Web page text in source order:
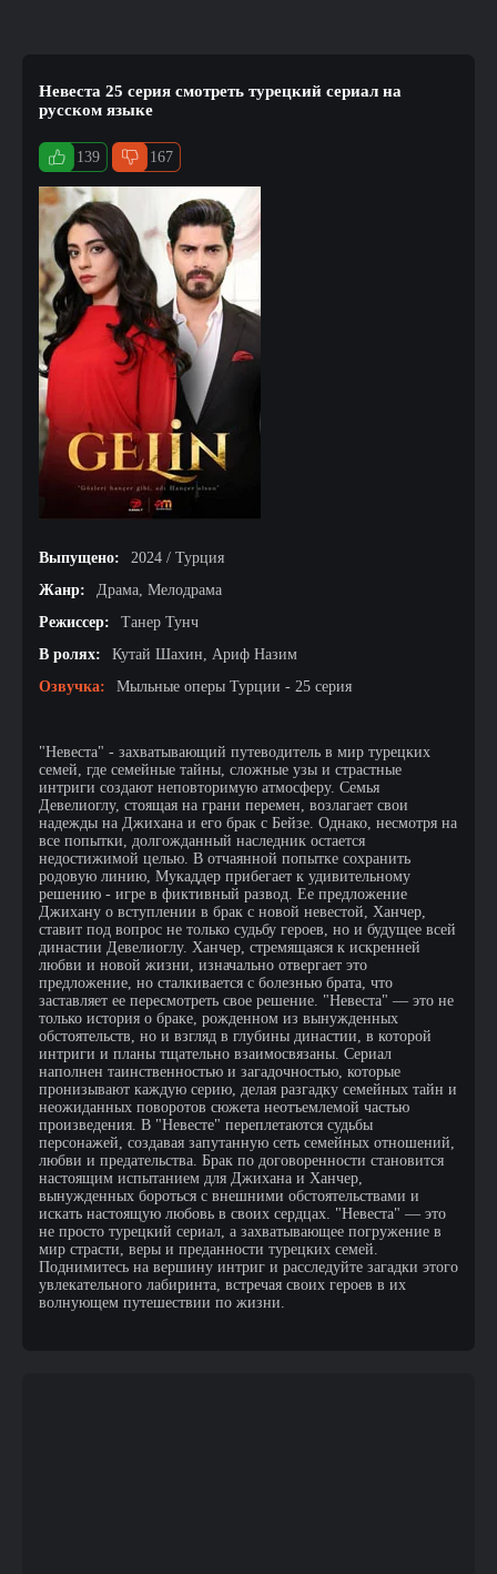
Невеста 25 серия смотреть турецкий сериал на
русском языке
139 167
Выпущено:
2024 / Турция
Жанр:
Драма, Мелодрама
Режиссер:
Танер Тунч
В ролях:
Кутай Шахин, Ариф Назим
Озвучка:
Мыльные оперы Турции - 25 серия
"Невеста" - захватывающий путеводитель в мир турецких
семей, где семейные тайны, сложные узы и страстные
интриги создают неповторимую атмосферу. Семья
Девелиоглу, стоящая на грани перемен, возлагает свои
надежды на Джихана и его брак с Бейзе. Однако, несмотря на
все попытки, долгожданный наследник остается
недостижимой целью. В отчаянной попытке сохранить
родовую линию, Мукаддер прибегает к удивительному
решению - игре в фиктивный развод. Ее предложение
Джихану о вступлении в брак с новой невестой, Ханчер,
ставит под вопрос не только судьбу героев, но и будущее всей
династии Девелиоглу. Ханчер, стремящаяся к искренней
любви и новой жизни, изначально отвергает это
предложение, но сталкивается с болезнью брата, что
заставляет ее пересмотреть свое решение. "Невеста" — это не
только история о браке, рожденном из вынужденных
обстоятельств, но и взгляд в глубины династии, в которой
интриги и планы тщательно взаимосвязаны. Сериал
наполнен таинственностью и загадочностью, которые
пронизывают каждую серию, делая разгадку семейных тайн и
неожиданных поворотов сюжета неотъемлемой частью
произведения. В "Невесте" переплетаются судьбы
персонажей, создавая запутанную сеть семейных отношений,
любви и предательства. Брак по договоренности становится
настоящим испытанием для Джихана и Ханчер,
вынужденных бороться с внешними обстоятельствами и
искать настоящую любовь в своих сердцах. "Невеста" — это
не просто турецкий сериал, а захватывающее погружение в
мир страсти, веры и преданности турецких семей.
Поднимитесь на вершину интриг и расследуйте загадки этого
увлекательного лабиринта, встречая своих героев в их
волнующем путешествии по жизни.